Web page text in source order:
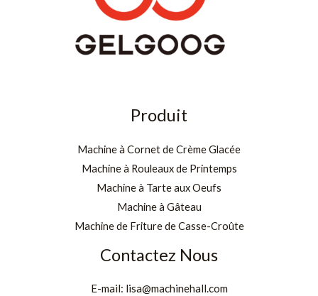
Produit
Machine à Cornet de Crème Glacée
Machine à Rouleaux de Printemps
Machine à Tarte aux Oeufs
Machine à Gâteau
Machine de Friture de Casse-Croûte
Contactez Nous
E-mail: lisa@machinehall.com